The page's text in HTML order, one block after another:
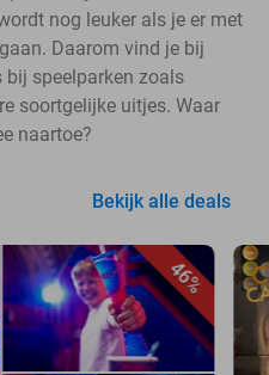
nog leuker als je er met
Daarom vind je bij
bij speelparken zoals
soortgelijke uitjes. Waar
naartoe?
Bekijk alle deals
46%